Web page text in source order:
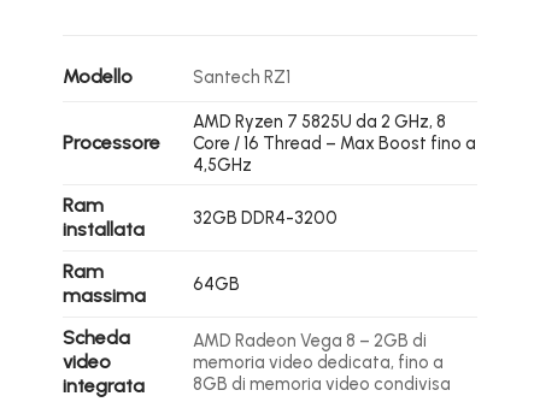
Modello Santech RZ1
Processore
AMD Ryzen 7 5825U da 2 GHz, 8
Core / 16 Thread – Max Boost fino a
4,5GHz
Ram
installata
32GB DDR4-3200
Ram
massima
64GB
Scheda
video
integrata
AMD Radeon Vega 8 – 2GB di
memoria video dedicata, fino a
8GB di memoria video condivisa